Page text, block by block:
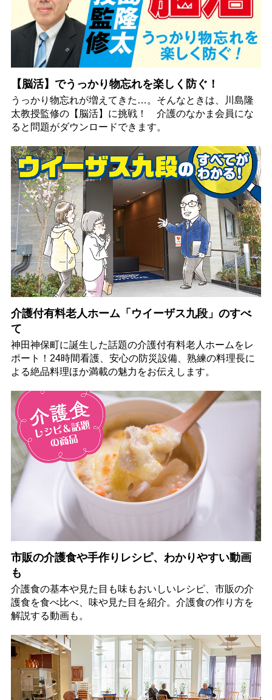
【脳活】でうっかり物忘れを楽しく防ぐ！
うっかり物忘れが増えてきた…。そんなときは、川島隆
太教授監修の【脳活】に挑戦！ 介護のなかま会員にな
ると問題がダウンロードできます。
介護付有料老人ホーム「ウイーザス九段」のすべ
て
神田神保町に誕生した話題の介護付有料老人ホームをレ
ポート！24時間看護、安心の防災設備、熟練の料理長に
よる絶品料理ほか満載の魅力をお伝えします。
市販の介護食や手作りレシピ、わかりやすい動画
も
介護食の基本や見た目も味もおいしいレシピ、市販の介
護食を食べ比べ、味や見た目を紹介。介護食の作り方を
解説する動画も。